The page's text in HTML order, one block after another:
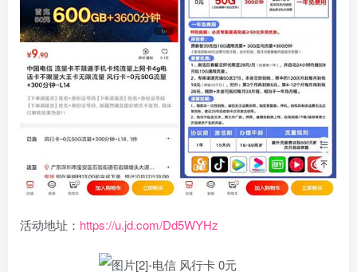
活动地址： https://u.jd.com/Dd5WYHz